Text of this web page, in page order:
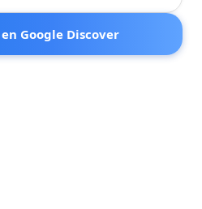
Google Discover